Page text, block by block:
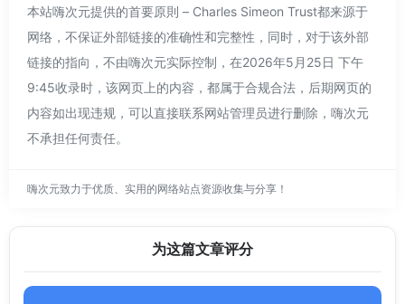
本站嗨次元提供的首要原則 – Charles Simeon Trust都来源于
网络，不保证外部链接的准确性和完整性，同时，对于该外部
链接的指向，不由嗨次元实际控制，在2026年5月25日 下午
9:45收录时，该网页上的内容，都属于合规合法，后期网页的
内容如出现违规，可以直接联系网站管理员进行删除，嗨次元
不承担任何责任。
嗨次元致力于优质、实用的网络站点资源收集与分享！
为这篇文章评分